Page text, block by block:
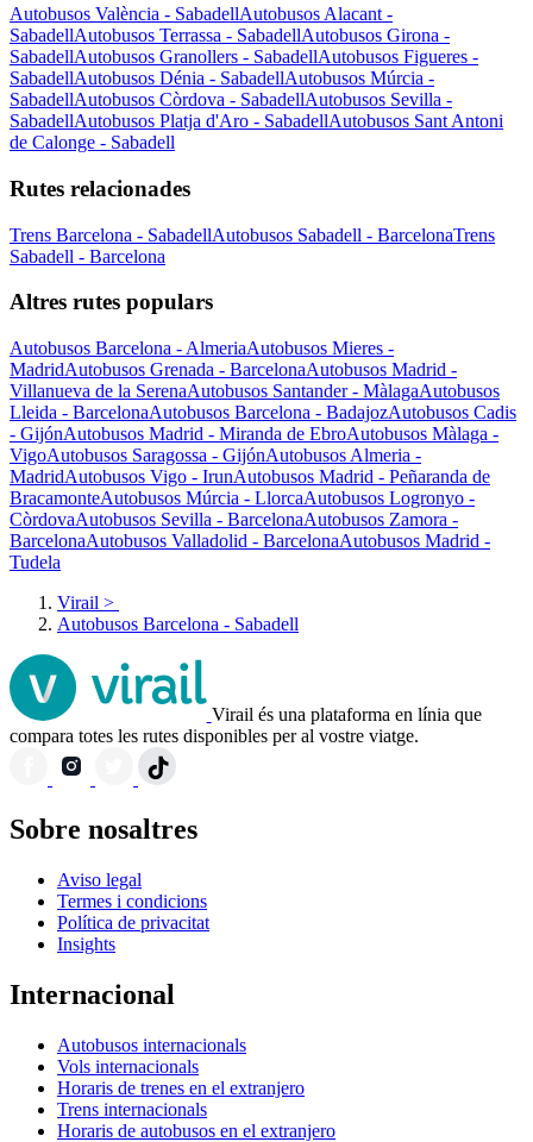
Autobusos València - SabadellAutobusos Alacant -
SabadellAutobusos Terrassa - SabadellAutobusos Girona -
SabadellAutobusos Granollers - SabadellAutobusos Figueres -
SabadellAutobusos Dénia - SabadellAutobusos Múrcia -
SabadellAutobusos Còrdova - SabadellAutobusos Sevilla -
SabadellAutobusos Platja d'Aro - SabadellAutobusos Sant Antoni
de Calonge - Sabadell
Rutes relacionades
Trens Barcelona - SabadellAutobusos Sabadell - BarcelonaTrens
Sabadell - Barcelona
Altres rutes populars
Autobusos Barcelona - AlmeriaAutobusos Mieres -
MadridAutobusos Grenada - BarcelonaAutobusos Madrid -
Villanueva de la SerenaAutobusos Santander - MàlagaAutobusos
Lleida - BarcelonaAutobusos Barcelona - BadajozAutobusos Cadis
- GijónAutobusos Madrid - Miranda de EbroAutobusos Màlaga -
VigoAutobusos Saragossa - GijónAutobusos Almeria -
MadridAutobusos Vigo - IrunAutobusos Madrid - Peñaranda de
BracamonteAutobusos Múrcia - LlorcaAutobusos Logronyo -
CòrdovaAutobusos Sevilla - BarcelonaAutobusos Zamora -
BarcelonaAutobusos Valladolid - BarcelonaAutobusos Madrid -
Tudela
Virail >
Autobusos Barcelona - Sabadell
Virail és una plataforma en línia que
compara totes les rutes disponibles per al vostre viatge.
Sobre nosaltres
Aviso legal
Termes i condicions
Política de privacitat
Insights
Internacional
Autobusos internacionals
Vols internacionals
Horaris de trenes en el extranjero
Trens internacionals
Horaris de autobusos en el extranjero